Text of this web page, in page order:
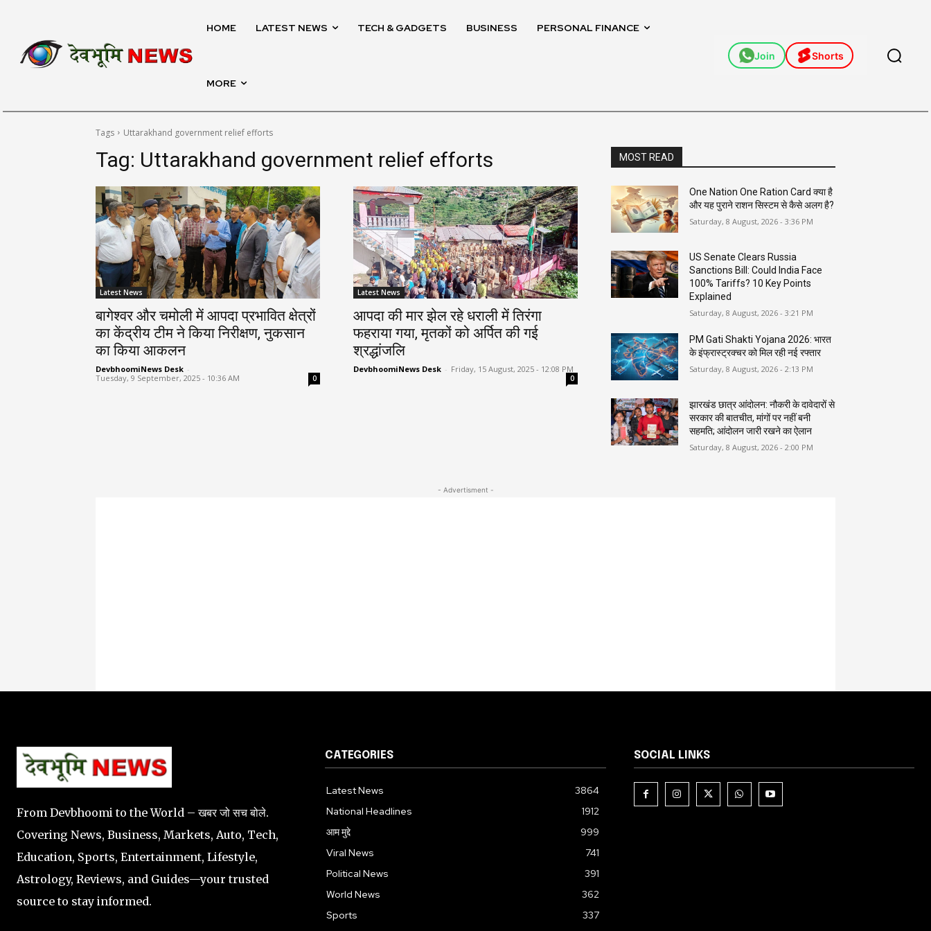
HOME LATEST NEWS TECH & GADGETS BUSINESS PERSONAL FINANCE
MORE
Join Shorts
Tags Uttarakhand government relief efforts
Tag: Uttarakhand government relief efforts
Latest News
बागेश्वर और चमोली में आपदा प्रभावित क्षेत्रों
का केंद्रीय टीम ने किया निरीक्षण, नुकसान
का किया आकलन
DevbhoomiNews Desk -
Tuesday, 9 September, 2025 - 10:36 AM
0
Latest News
आपदा की मार झेल रहे धराली में तिरंगा
फहराया गया, मृतकों को अर्पित की गई
श्रद्धांजलि
DevbhoomiNews Desk - Friday, 15 August, 2025 - 12:08 PM
0
MOST READ
One Nation One Ration Card क्या है
और यह पुराने राशन सिस्टम से कैसे अलग है?
Saturday, 8 August, 2026 - 3:36 PM
US Senate Clears Russia
Sanctions Bill: Could India Face
100% Tariffs? 10 Key Points
Explained
Saturday, 8 August, 2026 - 3:21 PM
PM Gati Shakti Yojana 2026: भारत
के इंफ्रास्ट्रक्चर को मिल रही नई रफ्तार
Saturday, 8 August, 2026 - 2:13 PM
झारखंड छात्र आंदोलन: नौकरी के दावेदारों से
सरकार की बातचीत, मांगों पर नहीं बनी
सहमति; आंदोलन जारी रखने का ऐलान
Saturday, 8 August, 2026 - 2:00 PM
- Advertisment -
From Devbhoomi to the World – खबर जो सच बोले.
Covering News, Business, Markets, Auto, Tech,
Education, Sports, Entertainment, Lifestyle,
Astrology, Reviews, and Guides—your trusted
source to stay informed.
CATEGORIES
Latest News
3864
National Headlines
1912
आम मुद्दे
999
Viral News
741
Political News
391
World News
362
Sports
337
SOCIAL LINKS